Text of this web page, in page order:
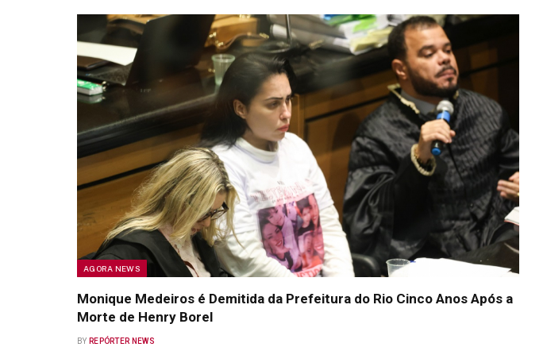
AGORA NEWS
Monique Medeiros é Demitida da Prefeitura do Rio Cinco Anos Após a
Morte de Henry Borel
BY REPÓRTER NEWS